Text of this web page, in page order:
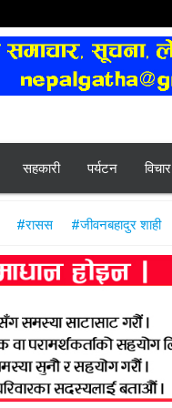
सहकारी पर्यटन विचार
#रासस #जीवनबहादुर शाही